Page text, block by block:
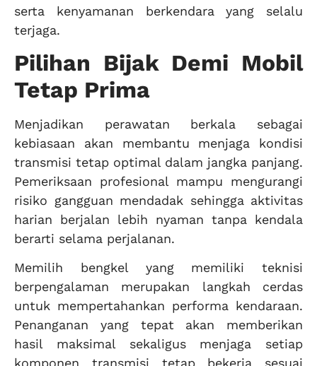
serta kenyamanan berkendara yang selalu
terjaga.
Pilihan Bijak Demi Mobil
Tetap Prima
Menjadikan perawatan berkala sebagai
kebiasaan akan membantu menjaga kondisi
transmisi tetap optimal dalam jangka panjang.
Pemeriksaan profesional mampu mengurangi
risiko gangguan mendadak sehingga aktivitas
harian berjalan lebih nyaman tanpa kendala
berarti selama perjalanan.
Memilih bengkel yang memiliki teknisi
berpengalaman merupakan langkah cerdas
untuk mempertahankan performa kendaraan.
Penanganan yang tepat akan memberikan
hasil maksimal sekaligus menjaga setiap